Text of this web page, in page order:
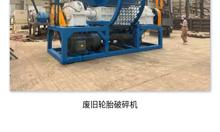
废旧轮胎破碎机